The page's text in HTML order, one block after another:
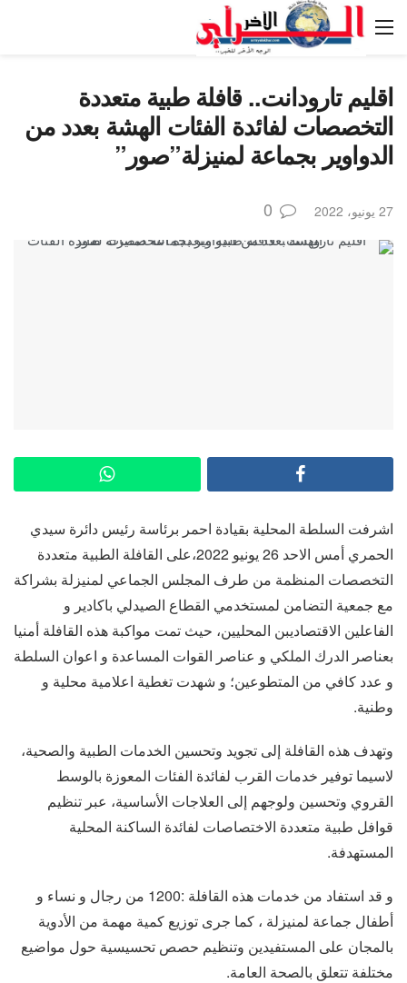
اقليم تارودانت.. قافلة طبية متعددة
التخصصات لفائدة الفئات الهشة بعدد من
الدواوير بجماعة لمنيزلة”صور”
27 يونيو، 2022 0
اشرفت السلطة المحلية بقيادة احمر برئاسة رئيس دائرة سيدي
الحمري أمس الاحد 26 يونيو 2022،على القافلة الطبية متعددة
التخصصات المنظمة من طرف المجلس الجماعي لمنيزلة بشراكة
مع جمعية التضامن لمستخدمي القطاع الصيدلي باكادير و
الفاعلين الاقتصاديبن المحليين، حيث تمت مواكبة هذه القافلة أمنيا
بعناصر الدرك الملكي و عناصر القوات المساعدة و اعوان السلطة
و عدد كافي من المتطوعين؛ و شهدت تغطية اعلامية محلية و
وطنية.
وتهدف هذه القافلة إلى تجويد وتحسين الخدمات الطبية والصحية،
لاسيما توفير خدمات القرب لفائدة الفئات المعوزة بالوسط
القروي وتحسين ولوجهم إلى العلاجات الأساسية، عبر تنظيم
قوافل طبية متعددة الاختصاصات لفائدة الساكنة المحلية
المستهدفة.
و قد استفاد من خدمات هذه القافلة :1200 من رجال و نساء و
أطفال جماعة لمنيزلة ، كما جرى توزيع كمية مهمة من الأدوية
بالمجان على المستفيدين وتنظيم حصص تحسيسية حول مواضيع
مختلفة تتعلق بالصحة العامة.